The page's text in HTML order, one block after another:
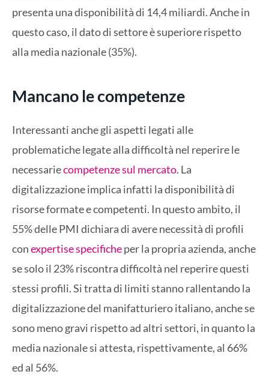
presenta una disponibilità di 14,4 miliardi. Anche in
questo caso, il dato di settore è superiore rispetto
alla media nazionale (35%).
Mancano le competenze
Interessanti anche gli aspetti legati alle
problematiche legate alla difficoltà nel reperire le
necessariecompetenze sul mercato. La
digitalizzazione implica infatti la disponibilità di
risorse formate e competenti. In questo ambito, il
55% delle PMI dichiara di avere necessità di profili
conexpertise specificheper la propria azienda, anche
se solo il 23% riscontra difficoltà nel reperire questi
stessi profili. Si tratta di limiti stanno rallentando la
digitalizzazione del manifatturiero italiano, anche se
sono meno gravi rispetto ad altri settori, in quanto la
media nazionale si attesta, rispettivamente, al 66%
ed al 56%.